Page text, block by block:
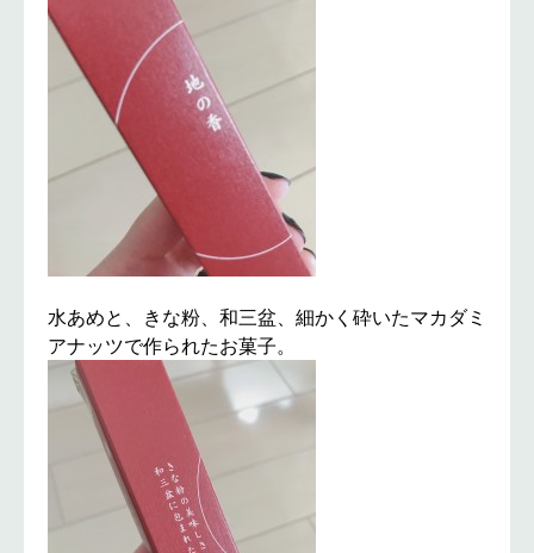
水あめと、きな粉、和三盆、細かく砕いたマカダミ
アナッツで作られたお菓子。